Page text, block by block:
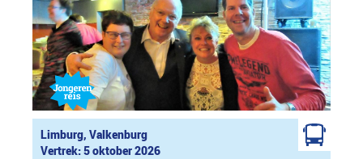
Limburg, Valkenburg
Vertrek: 5 oktober 2026